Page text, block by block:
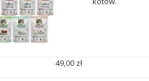
49,00 zł